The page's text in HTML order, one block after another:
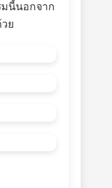
มนี้นอกจาก
ย